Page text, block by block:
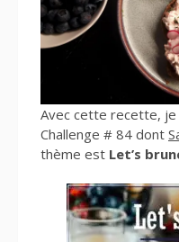
Avec cette recette, je
Challenge # 84 dont
thème est Let’s